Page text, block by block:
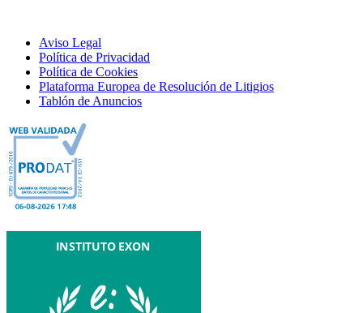
Aviso Legal
Política de Privacidad
Política de Cookies
Plataforma Europea de Resolución de Litigios
Tablón de Anuncios